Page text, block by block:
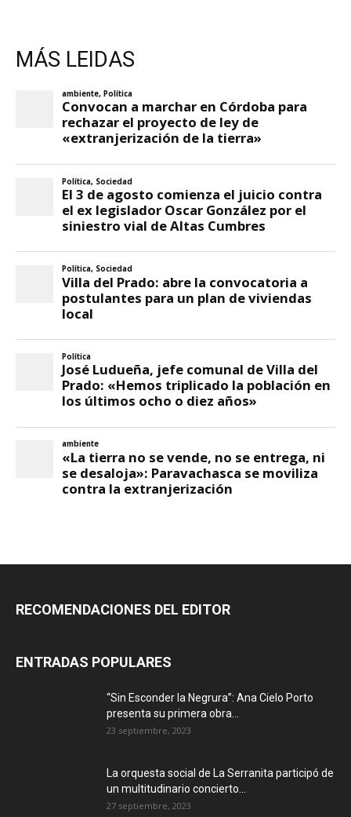
MÁS LEIDAS
RECOMENDACIONES DEL EDITOR
ENTRADAS POPULARES
“Sin Esconder la Negrura”: Ana Cielo Porto
presenta su primera obra...
23 septiembre, 2023
La orquesta social de La Serranita participó de
un multitudinario concierto...
27 septiembre, 2023